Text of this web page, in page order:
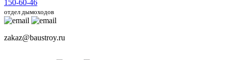
150-60-46
отдел дымоходов
zakaz@baustroy.ru